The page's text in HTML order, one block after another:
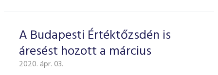
A Budapesti Értéktőzsdén is
áresést hozott a március
2020. ápr. 03.